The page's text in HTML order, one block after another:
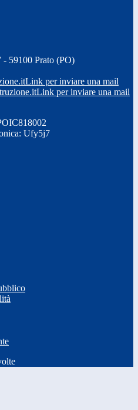
59100 Prato (PO)
Link per inviare una mail
Link per inviare una mail
Ufy5j7